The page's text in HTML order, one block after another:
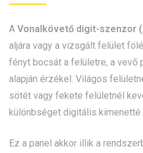
A Vonalkövető digit-szenzor
aljára vagy a vizsgált felület
fényt bocsát a felületre, a vevő
alapján érzékel. Világos
sötét vagy fekete felületnél
különbséget digitális kimenetté
Ez a panel akkor illik a